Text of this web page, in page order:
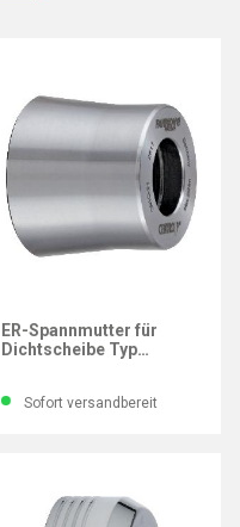
ER-Spannmutter für
Dichtscheibe Typ
Sofort versandbereit